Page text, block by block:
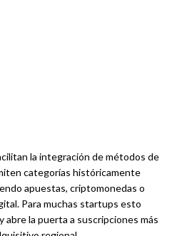
la integración de métodos de
categorías históricamente
apuestas, criptomonedas o
Para muchas startups esto
la puerta a suscripciones más